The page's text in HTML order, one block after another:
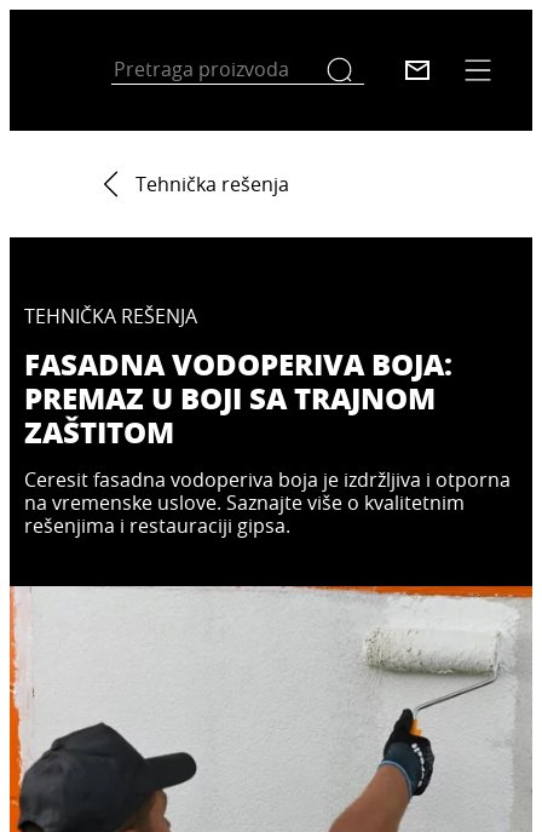
Tehnička rešenja
TEHNIČKA REŠENJA
FASADNA VODOPERIVA BOJA:
PREMAZ U BOJI SA TRAJNOM
ZAŠTITOM
Ceresit fasadna vodoperiva boja je izdržljiva i otporna
na vremenske uslove. Saznajte više o kvalitetnim
rešenjima i restauraciji gipsa.